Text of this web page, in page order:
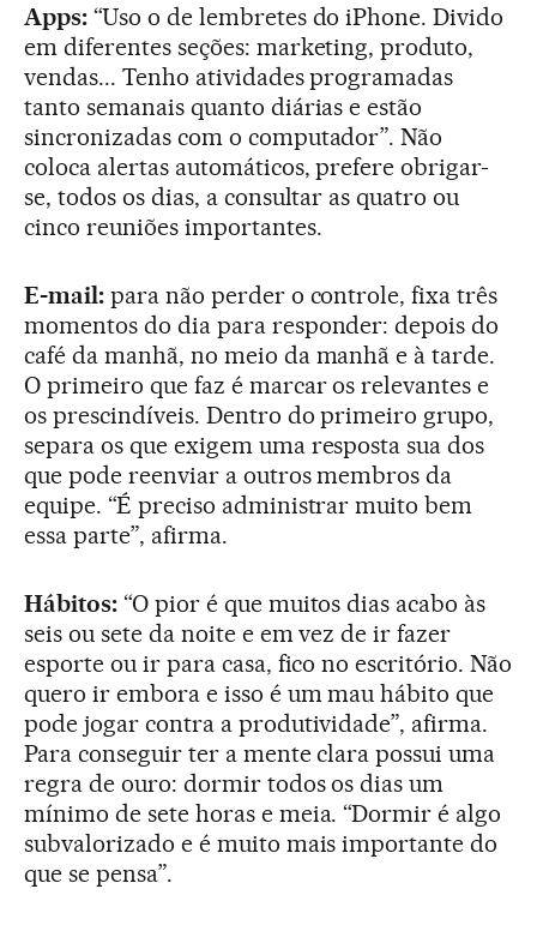
Apps:“Uso o de lembretes do iPhone. Divido
em diferentes seções: marketing, produto,
vendas... Tenho atividades programadas
tanto semanais quanto diárias e estão
sincronizadas com o computador”. Não
coloca alertas automáticos, prefere obrigar-
se, todos os dias, a consultar as quatro ou
cinco reuniões importantes.
E-mail:para não perder o controle, fixa três
momentos do dia para responder: depois do
café da manhã, no meio da manhã e à tarde.
O primeiro que faz é marcar os relevantes e
os prescindíveis. Dentro do primeiro grupo,
separa os que exigem uma resposta sua dos
que pode reenviar a outros membros da
equipe. “É preciso administrar muito bem
essa parte”, afirma.
Hábitos:“O pior é que muitos dias acabo às
seis ou sete da noite e em vez de ir fazer
esporte ou ir para casa, fico no escritório. Não
quero ir embora e isso é um mau hábito que
pode jogar contra a produtividade”, afirma.
Para conseguir ter a mente clara possui uma
regra de ouro: dormir todos os dias um
mínimo de sete horas e meia. “Dormir é algo
subvalorizado e é muito mais importante do
que se pensa”.